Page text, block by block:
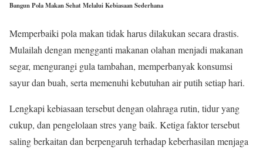
Bangun Pola Makan Sehat Melalui Kebiasaan Sederhana
Memperbaiki pola makan tidak harus dilakukan secara drastis.
Mulailah dengan mengganti makanan olahan menjadi makanan
segar, mengurangi gula tambahan, memperbanyak konsumsi
sayur dan buah, serta memenuhi kebutuhan air putih setiap hari.
Lengkapi kebiasaan tersebut dengan olahraga rutin, tidur yang
cukup, dan pengelolaan stres yang baik. Ketiga faktor tersebut
saling berkaitan dan berpengaruh terhadap keberhasilan menjaga